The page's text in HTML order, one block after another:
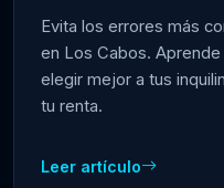
Evita los errores más
en Los Cabos.
elegir mejor a tus
tu renta.
Leer artículo